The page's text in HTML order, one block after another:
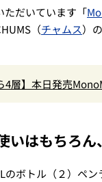
ただいています「
（チャムス）
4層】本日発売
いはもちろ
のボトル（２）ペ